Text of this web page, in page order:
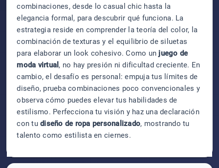
combinaciones, desde lo casual chic hasta la
elegancia formal, para descubrir qué funciona. La
estrategia reside en comprender la teoría del color, la
combinación de texturas y el equilibrio de siluetas
para elaborar un look cohesivo. Como un juego de
moda virtual , no hay presión ni dificultad creciente. En
cambio, el desafío es personal: empuja tus límites de
diseño, prueba combinaciones poco convencionales y
observa cómo puedes elevar tus habilidades de
estilismo. Perfecciona tu visión y haz una declaración
con tudiseño de ropa personalizado, mostrando tu
talento como estilista en ciernes.